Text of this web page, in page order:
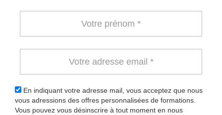
En indiquant votre adresse mail, vous acceptez que nous
vous adressions des offres personnalisées de formations.
Vous pouvez vous désinscrire à tout moment en nous